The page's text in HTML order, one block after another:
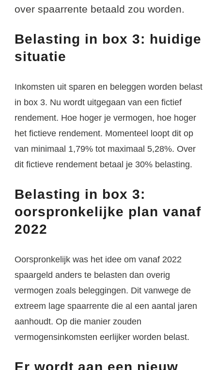
over spaarrente betaald zou worden.
Belasting in box 3: huidige
situatie
Inkomsten uit sparen en beleggen worden belast
in box 3. Nu wordt uitgegaan van een fictief
rendement. Hoe hoger je vermogen, hoe hoger
het fictieve rendement. Momenteel loopt dit op
van minimaal 1,79% tot maximaal 5,28%. Over
dit fictieve rendement betaal je 30% belasting.
Belasting in box 3:
oorspronkelijke plan vanaf
2022
Oorspronkelijk was het idee om vanaf 2022
spaargeld anders te belasten dan overig
vermogen zoals beleggingen. Dit vanwege de
extreem lage spaarrente die al een aantal jaren
aanhoudt. Op die manier zouden
vermogensinkomsten eerlijker worden belast.
Er wordt aan een nieuw